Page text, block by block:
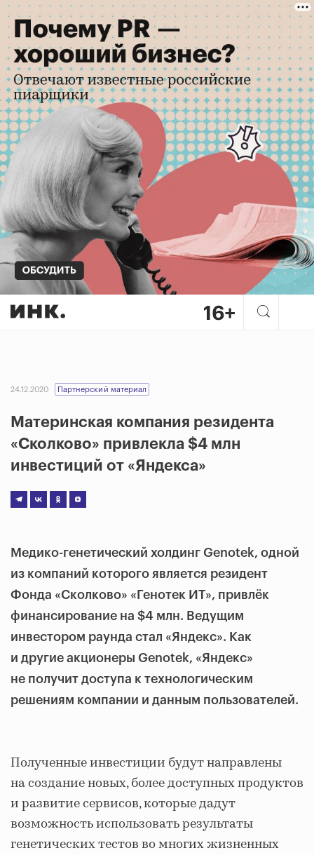
24.12.2020 Партнерский материал
Материнская компания резидента
«Сколково» привлекла $4 млн
инвестиций от «Яндекса»
Медико-генетический холдинг Genotek, одной
из компаний которого является резидент
Фонда «Сколково» «Генотек ИТ», привлёк
финансирование на $4 млн. Ведущим
инвестором раунда стал «Яндекс». Как
и другие акционеры Genotek, «Яндекс»
не получит доступа к технологическим
решениям компании и данным пользователей.
Полученные инвестиции будут направлены
на создание новых, более доступных продуктов
и развитие сервисов, которые дадут
возможность использовать результаты
генетических тестов во многих жизненных